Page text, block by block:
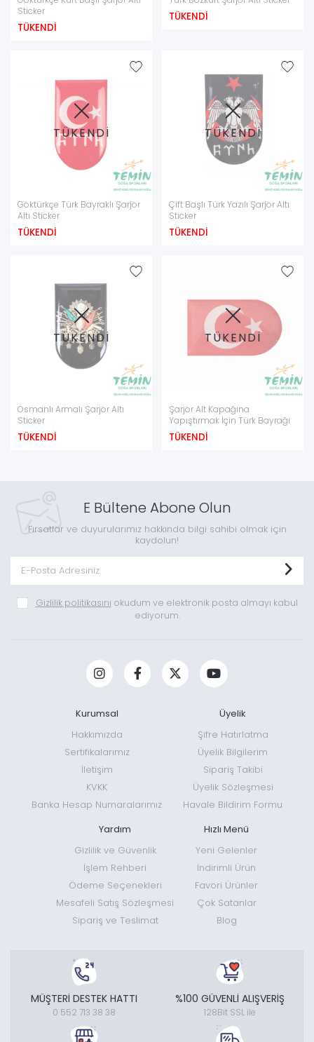
Sticker
TÜKENDİ
TÜKENDİ
TÜKENDİ
Göktürkçe Türk Bayraklı Şarjör
Altı Sticker
TÜKENDİ
TÜKENDİ
Çift Başlı Türk Yazılı Şarjör Altı
Sticker
TÜKENDİ
TÜKENDİ
Osmanlı Armalı Şarjör Altı
Sticker
TÜKENDİ
TÜKENDİ
Şarjör Alt Kapağına
Yapıştırmak İçin Türk Bayrağı
TÜKENDİ
E Bültene Abone Olun
Fırsatlar ve duyurularımız hakkında bilgi sahibi olmak için
kaydolun!
Gizlilik politikasını okudum ve elektronik posta almayı kabul
ediyorum.
Kurumsal
Hakkımızda
Sertifikalarımız
İletişim
KVKK
Banka Hesap Numaralarımız
Üyelik
Şifre Hatırlatma
Üyelik Bilgilerim
Sipariş Takibi
Üyelik Sözleşmesi
Havale Bildirim Formu
Yardım
Gizlilik ve Güvenlik
İşlem Rehberi
Ödeme Seçenekleri
Mesafeli Satış Sözleşmesi
Sipariş ve Teslimat
Hızlı Menü
Yeni Gelenler
İndirimli Ürün
Favori Ürünler
Çok Satanlar
Blog
MÜŞTERİ DESTEK HATTI
0 552 713 38 38
%100 GÜVENLİ ALIŞVERİŞ
128Bit SSL ile